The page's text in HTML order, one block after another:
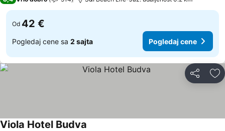
Od 42 €
Pogledaj cene sa 2 sajta Pogledaj cene
Deli
Viola Hotel Budva